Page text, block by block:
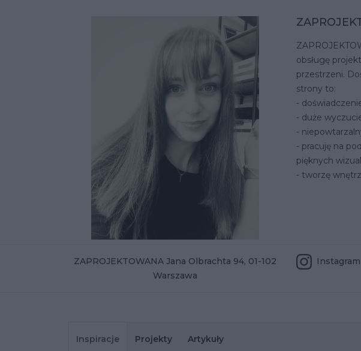
obsługę
przestrzeni.
strony to:
-
- duże
-
- pracuję na
pięknych
- tworzę
ZAPROJEKTOWANA Jana Olbrachta 94, 01-102
Warszawa
Instagram
Inspiracje Projekty Artykuły